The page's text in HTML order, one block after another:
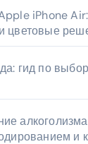
iPhone
цветовые
гид по
и